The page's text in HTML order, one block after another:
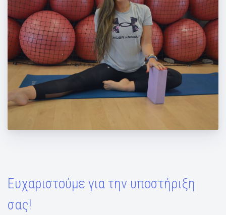
Ασκήσεις με ένα τουβλάκι ή μαξιλάρι
Ευχαριστούμε για την υποστήριξη
σας!